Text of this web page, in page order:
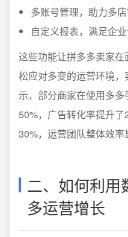
多账号管理，助力多
自定义报表，满足企
这些功能让拼多多卖家
松应对多变的运营环境
示，部分商家在使用多
50%，广告转化率提升
30%，运营团队整体效率
二、如何利用
多运营增长